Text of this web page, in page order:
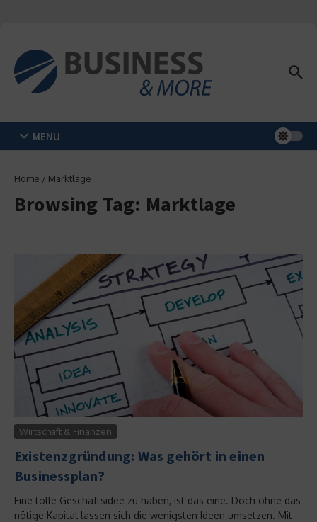
MENU
Home / Marktlage
Browsing Tag: Marktlage
Wirtschaft & Finanzen
Existenzgründung: Was gehört in einen
Businessplan?
Eine tolle Geschäftsidee zu haben, ist das eine. Doch ohne das
nötige Kapital lassen sich die wenigsten Ideen umsetzen. Mit